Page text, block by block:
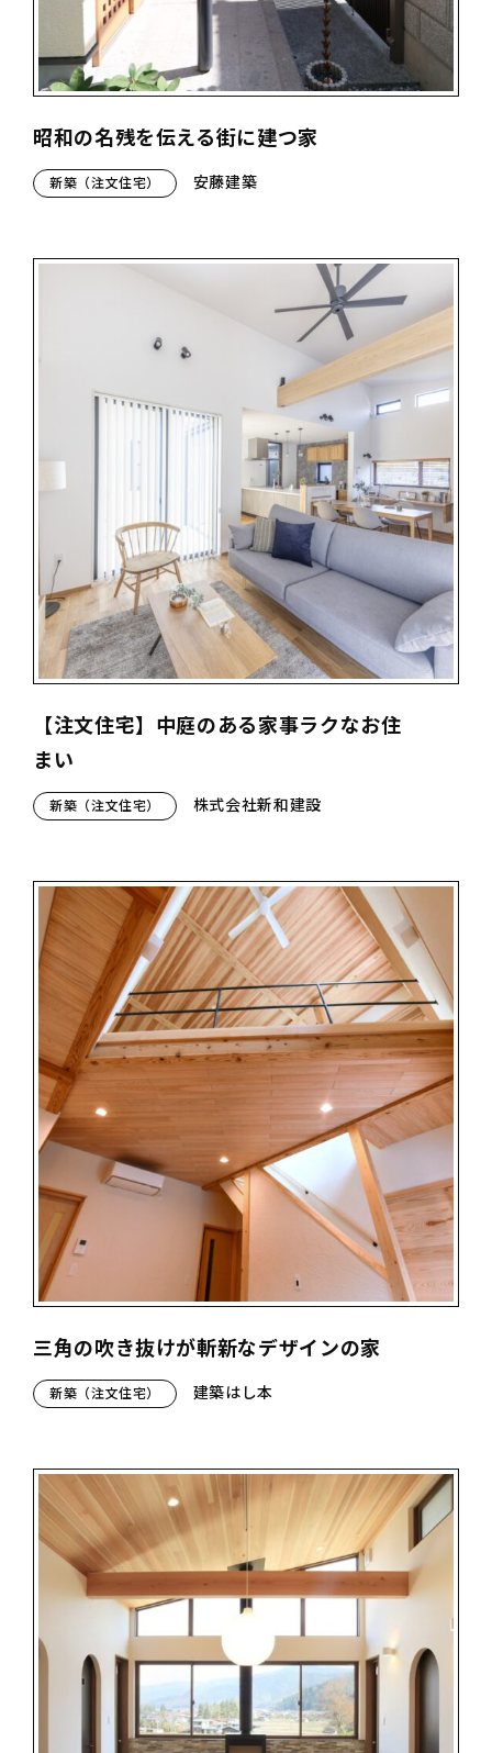
昭和の名残を伝える街に建つ家
新築（注文住宅） 安藤建築
【注文住宅】中庭のある家事ラクなお住
まい
新築（注文住宅） 株式会社新和建設
三角の吹き抜けが斬新なデザインの家
新築（注文住宅） 建築はし本